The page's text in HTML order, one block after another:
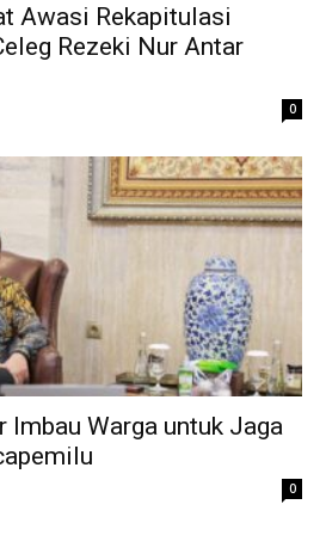
Awasi Rekapitulasi
Rezeki Nur Antar
0
Imbau Warga untuk Jaga
0